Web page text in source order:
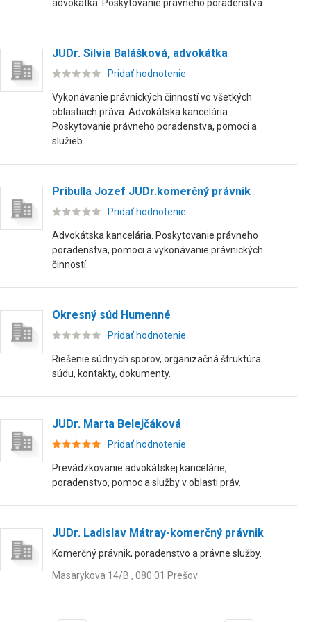
advokátka. Poskytovanie právneho poradenstva.
JUDr. Silvia Balášková, advokátka
Pridať hodnotenie
Vykonávanie právnických činností vo všetkých
oblastiach práva. Advokátska kancelária.
Poskytovanie právneho poradenstva, pomoci a
služieb.
Pribulla Jozef JUDr.komerčný právnik
Pridať hodnotenie
Advokátska kancelária. Poskytovanie právneho
poradenstva, pomoci a vykonávanie právnických
činností.
Okresný súd Humenné
Pridať hodnotenie
Riešenie súdnych sporov, organizačná štruktúra
súdu, kontakty, dokumenty.
JUDr. Marta Belejčáková
Pridať hodnotenie
Prevádzkovanie advokátskej kancelárie,
poradenstvo, pomoc a služby v oblasti práv.
JUDr. Ladislav Mátray-komerčný právnik
Komerčný právnik, poradenstvo a právne služby.
Masarykova 14/B , 080 01 Prešov